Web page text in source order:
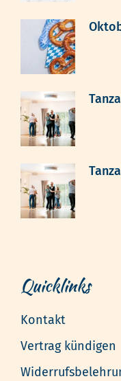
Quicklinks
Kontakt
Vertrag kündigen